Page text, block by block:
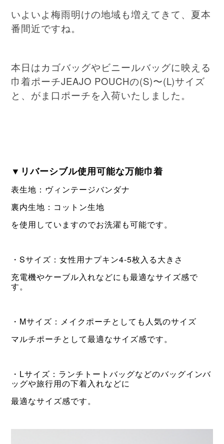
いよいよ梅雨明けの地域も増えてきて、夏本
番間近ですね。
本日はカゴバッグやビニールバッグに映える
巾着ポーチJEAJO POUCHの(S)〜(L)サイズ
と、がま口ポーチを入荷いたしました。
▼リバーシブル使用可能な万能巾着
表生地：ヴィンテージバンダナ
裏内生地：コットン生地
を使用していますのでお洗濯も可能です。
・Sサイズ：女性用ナプキン4-5枚入る大きさ
充電機やケーブル入れなどにも最適なサイズ感で
す。
・Mサイズ：メイクポーチとしても人気のサイズ
マルチポーチとして最適なサイズ感です。
・Lサイズ：ランチトートバッグなどのバッグインバ
ッグや旅行用の下着入れなどに
最適なサイズ感です。